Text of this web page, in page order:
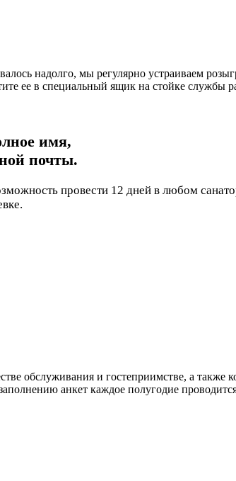
надолго, мы регулярно устраиваем
ее в специальный ящик на стойке службы
имя,
почты.
провести 12 дней в любом
обслуживания и гостеприимстве, а также
анкет каждое полугодие